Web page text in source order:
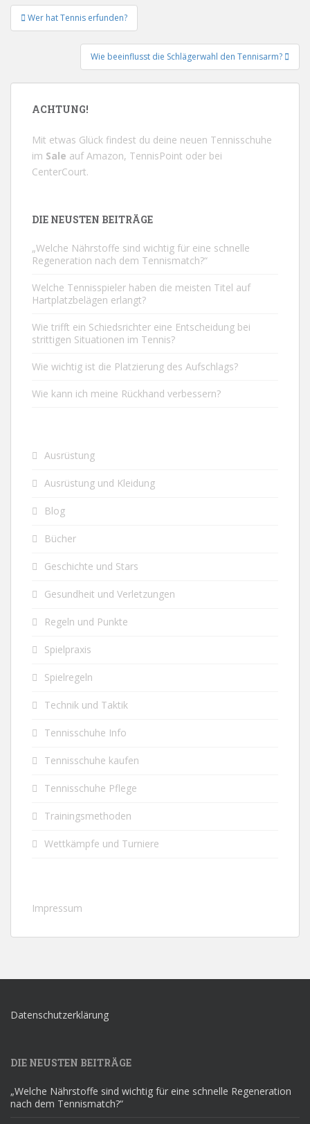
Beitrags-
Navigation
Wer hat Tennis erfunden?
Wie beeinflusst die Schlägerwahl den Tennisarm?
ACHTUNG!
Mit etwas Glück findest du deine neuen Tennisschuhe
im Sale aufAmazon, TennisPoint oder bei
CenterCourt.
DIE NEUSTEN BEITRÄGE
„Welche Nährstoffe sind wichtig für eine schnelle
Regeneration nach dem Tennismatch?“
Welche Tennisspieler haben die meisten Titel auf
Hartplatzbelägen erlangt?
Wie trifft ein Schiedsrichter eine Entscheidung bei
strittigen Situationen im Tennis?
Wie wichtig ist die Platzierung des Aufschlags?
Wie kann ich meine Rückhand verbessern?
Ausrüstung
Ausrüstung und Kleidung
Blog
Bücher
Geschichte und Stars
Gesundheit und Verletzungen
Regeln und Punkte
Spielpraxis
Spielregeln
Technik und Taktik
Tennisschuhe Info
Tennisschuhe kaufen
Tennisschuhe Pflege
Trainingsmethoden
Wettkämpfe und Turniere
Impressum
Datenschutzerklärung
DIE NEUSTEN BEITRÄGE
„Welche Nährstoffe sind wichtig für eine schnelle Regeneration
nach dem Tennismatch?“